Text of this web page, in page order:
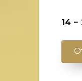
14 −